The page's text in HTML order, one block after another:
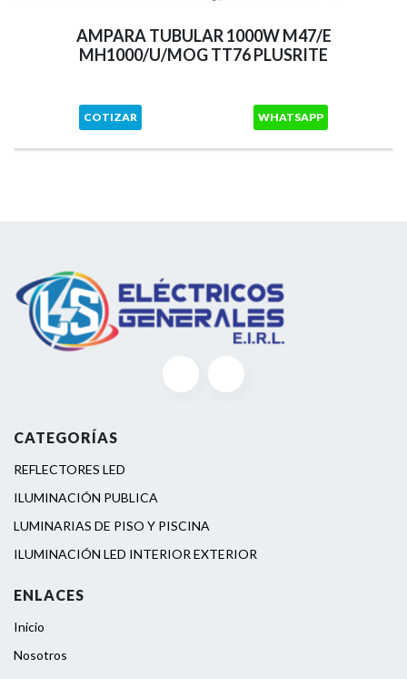
AMPARA TUBULAR 1000W M47/E
MH1000/U/MOG TT76 PLUSRITE
COTIZAR WHATSAPP
CATEGORÍAS
REFLECTORES LED
ILUMINACIÓN PUBLICA
LUMINARIAS DE PISO Y PISCINA
ILUMINACIÓN LED INTERIOR EXTERIOR
ENLACES
Inicio
Nosotros